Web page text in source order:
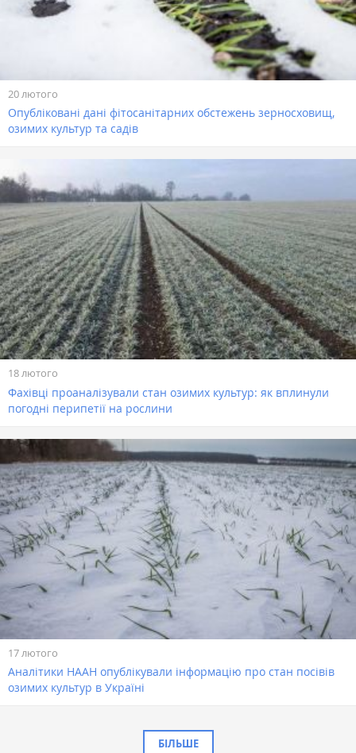
20 лютого
Опубліковані дані фітосанітарних обстежень зерносховищ,
озимих культур та садів
18 лютого
Фахівці проаналізували стан озимих культур: як вплинули
погодні перипетії на рослини
17 лютого
Аналітики НААН опублікували інформацію про стан посівів
озимих культур в Україні
БІЛЬШЕ